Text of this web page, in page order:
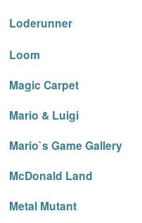
Loderunner
Loom
Magic Carpet
Mario & Luigi
Mario`s Game Gallery
McDonald Land
Metal Mutant